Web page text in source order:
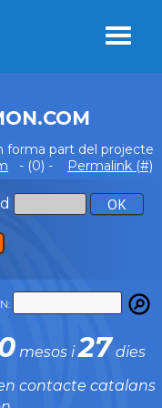
forma part del projecte
- (0) - Permalink (#)
mesos i27 dies
contacte catalans